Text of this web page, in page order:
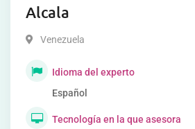
Alcala
Venezuela
Idioma del experto
Español
Tecnología en la que asesora